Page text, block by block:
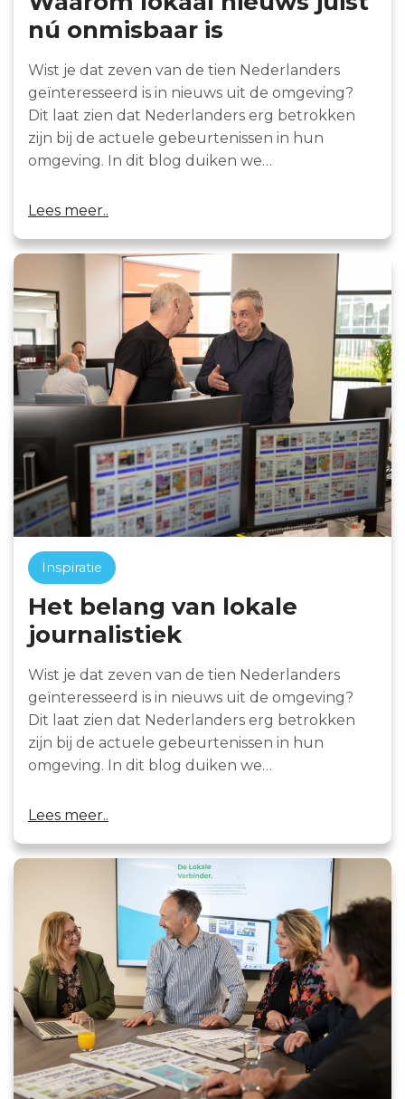
nú onmisbaar is
Wist je dat zeven van de tien Nederlanders
geïnteresseerd is in nieuws uit de omgeving?
Dit laat zien dat Nederlanders erg betrokken
zijn bij de actuele gebeurtenissen in hun
omgeving. In dit blog duiken we…
Lees meer..
Inspiratie
Het belang van lokale
journalistiek
Wist je dat zeven van de tien Nederlanders
geïnteresseerd is in nieuws uit de omgeving?
Dit laat zien dat Nederlanders erg betrokken
zijn bij de actuele gebeurtenissen in hun
omgeving. In dit blog duiken we…
Lees meer..